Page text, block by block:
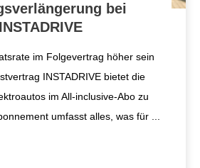
bei
INSTADRIVE
im Folgevertrag höher sein
INSTADRIVE bietet die
im All-inclusive-Abo zu
umfasst alles, was für